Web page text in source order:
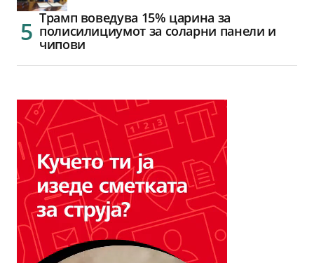
Трамп воведува 15% царина за
полисилициумот за соларни панели и
чипови